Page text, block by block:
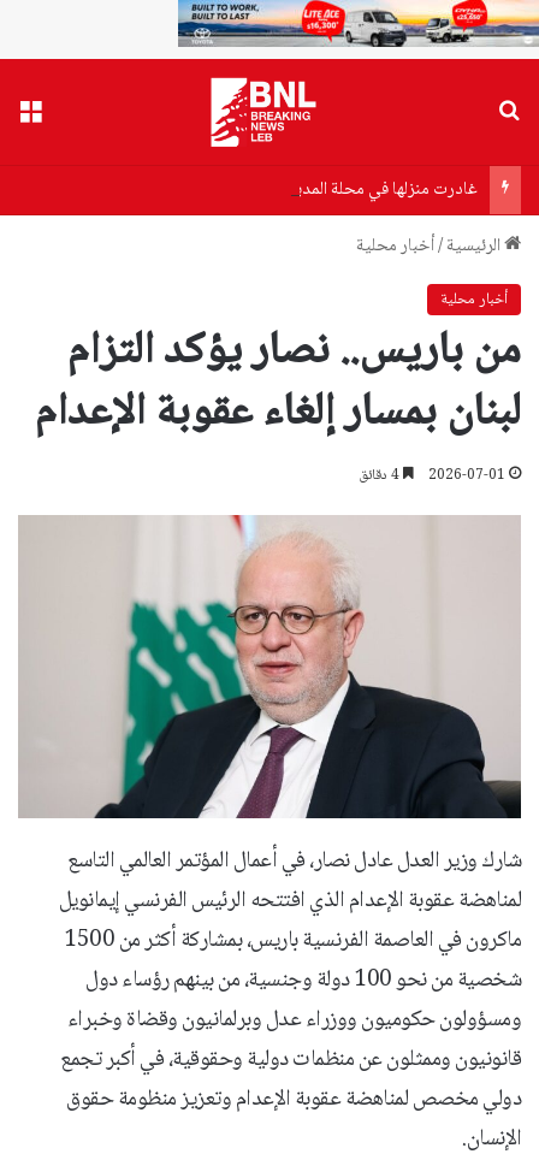
الرئيسية/أخبار محلية
أخبار محلية
من باريس.. نصار يؤكد التزام
لبنان بمسار إلغاء عقوبة الإعدام
2026-07-01
شارك وزير العدل عادل نصار، في أعمال المؤتمر العالمي التاسع
لمناهضة عقوبة الإعدام الذي افتتحه الرئيس الفرنسي إيمانويل
ماكرون في العاصمة الفرنسية باريس، بمشاركة أكثر من 1500
شخصية من نحو 100 دولة وجنسية، من بينهم رؤساء دول
ومسؤولون حكوميون ووزراء عدل وبرلمانيون وقضاة وخبراء
قانونيون وممثلون عن منظمات دولية وحقوقية، في أكبر تجمع
دولي مخصص لمناهضة عقوبة الإعدام وتعزيز منظومة حقوق
الإنسان.